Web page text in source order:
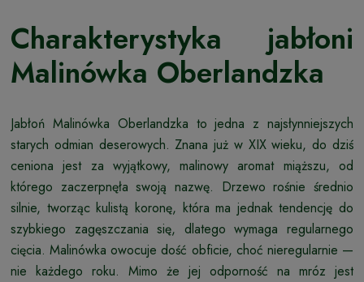
Charakterystyka jabłoni
Malinówka Oberlandzka
Jabłoń Malinówka Oberlandzka to jedna z najsłynniejszych
starych odmian deserowych. Znana już w XIX wieku, do dziś
ceniona jest za wyjątkowy, malinowy aromat miąższu, od
którego zaczerpnęła swoją nazwę. Drzewo rośnie średnio
silnie, tworząc kulistą koronę, która ma jednak tendencję do
szybkiego zagęszczania się, dlatego wymaga regularnego
cięcia. Malinówka owocuje dość obficie, choć nieregularnie —
nie każdego roku. Mimo że jej odporność na mróz jest